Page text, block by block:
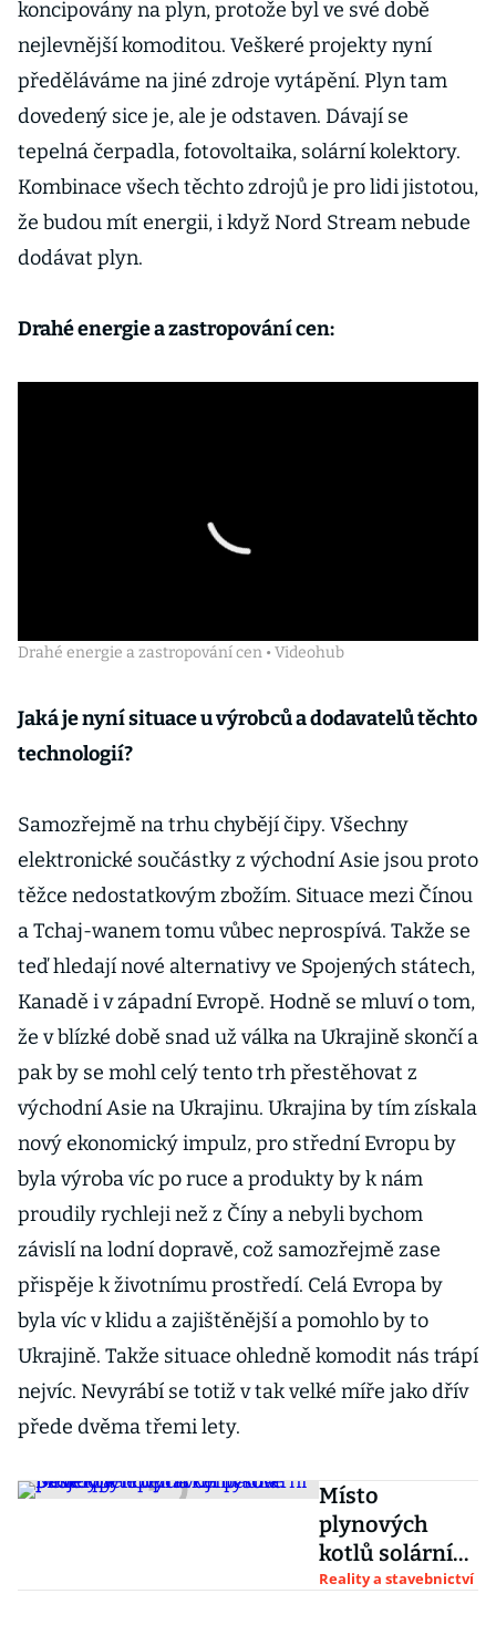
koncipovány na plyn, protože byl ve své době
nejlevnější komoditou. Veškeré projekty nyní
předěláváme na jiné zdroje vytápění. Plyn tam
dovedený sice je, ale je odstaven. Dávají se
tepelná čerpadla, fotovoltaika, solární kolektory.
Kombinace všech těchto zdrojů je pro lidi jistotou,
že budou mít energii, i když Nord Stream nebude
dodávat plyn.
Drahé energie a zastropování cen:
Drahé energie a zastropování cen • Videohub
Jaká je nyní situace u výrobců a dodavatelů těchto
technologií?
Samozřejmě na trhu chybějí čipy. Všechny
elektronické součástky z východní Asie jsou proto
těžce nedostatkovým zbožím. Situace mezi Čínou
a Tchaj-wanem tomu vůbec neprospívá. Takže se
teď hledají nové alternativy ve Spojených státech,
Kanadě i v západní Evropě. Hodně se mluví o tom,
že v blízké době snad už válka na Ukrajině skončí a
pak by se mohl celý tento trh přestěhovat z
východní Asie na Ukrajinu. Ukrajina by tím získala
nový ekonomický impulz, pro střední Evropu by
byla výroba víc po ruce a produkty by k nám
proudily rychleji než z Číny a nebyli bychom
závislí na lodní dopravě, což samozřejmě zase
přispěje k životnímu prostředí. Celá Evropa by
byla víc v klidu a zajištěnější a pomohlo by to
Ukrajině. Takže situace ohledně komodit nás trápí
nejvíc. Nevyrábí se totiž v tak velké míře jako dřív
přede dvěma třemi lety.
Místo
plynových
kotlů solární
panely a
Reality a stavebnictví